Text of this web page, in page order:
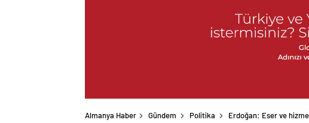
Almanya Haber Gündem Politika Erdoğan: Eser ve